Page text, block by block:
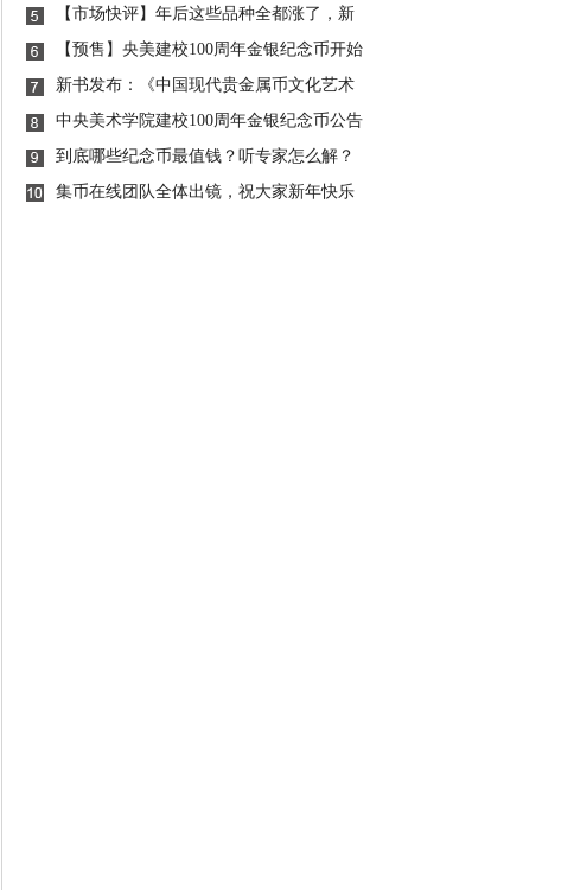
【市场快评】年后这些品种全都涨了，新
【预售】央美建校100周年金银纪念币开始
新书发布：《中国现代贵金属币文化艺术
中央美术学院建校100周年金银纪念币公告
到底哪些纪念币最值钱？听专家怎么解？
集币在线团队全体出镜，祝大家新年快乐